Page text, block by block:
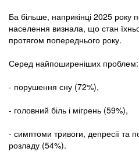
Ба більше, наприкінці 2025 року
населення визнала, що стан
протягом попереднього року.
Серед найпоширеніших проблем:
- порушення сну (72%),
- головний біль і мігрень (59%),
- симптоми тривоги, депресії та
розладу (54%).